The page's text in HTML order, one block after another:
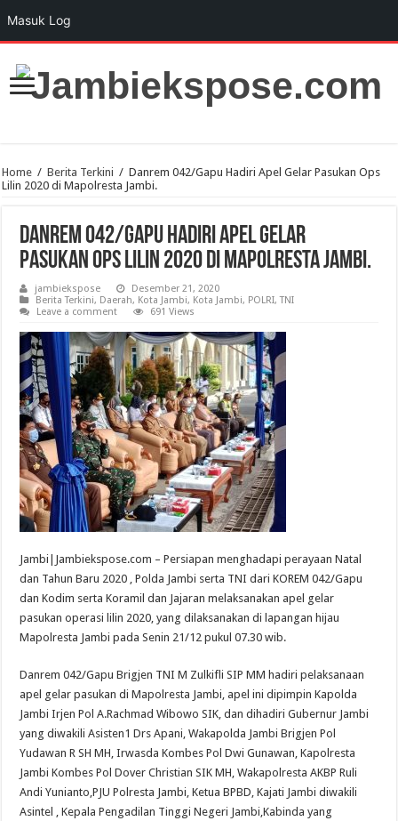
Home / Berita Terkini / Danrem 042/Gapu Hadiri Apel Gelar Pasukan Ops
Lilin 2020 di Mapolresta Jambi.
Danrem 042/Gapu Hadiri Apel Gelar
Pasukan Ops Lilin 2020 di Mapolresta Jambi.
jambiekspose
Desember 21, 2020
Berita Terkini, Daerah, Kota Jambi, Kota Jambi, POLRI,TNI
Leave a comment
691 Views
Jambi|Jambiekspose.com – Persiapan menghadapi perayaan Natal
dan Tahun Baru 2020 , Polda Jambi serta TNI dari KOREM 042/Gapu
dan Kodim serta Koramil dan Jajaran melaksanakan apel gelar
pasukan operasi lilin 2020, yang dilaksanakan di lapangan hijau
Mapolresta Jambi pada Senin 21/12 pukul 07.30 wib.
Danrem 042/Gapu Brigjen TNI M Zulkifli SIP MM hadiri pelaksanaan
apel gelar pasukan di Mapolresta Jambi, apel ini dipimpin Kapolda
Jambi Irjen Pol A.Rachmad Wibowo SIK, dan dihadiri Gubernur Jambi
yang diwakili Asisten1 Drs Apani, Wakapolda Jambi Brigjen Pol
Yudawan R SH MH, Irwasda Kombes Pol Dwi Gunawan, Kapolresta
Jambi Kombes Pol Dover Christian SIK MH, Wakapolresta AKBP Ruli
Andi Yunianto,PJU Polresta Jambi, Ketua BPBD, Kajati Jambi diwakili
Asintel , Kepala Pengadilan Tinggi Negeri Jambi,Kabinda yang
Masuk Log